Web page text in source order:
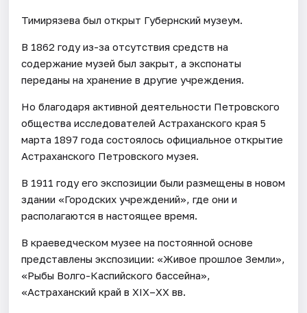
Тимирязева был открыт Губернский музеум.
В 1862 году из-за отсутствия средств на
содержание музей был закрыт, а экспонаты
переданы на хранение в другие учреждения.
Но благодаря активной деятельности Петровского
общества исследователей Астраханского края 5
марта 1897 года состоялось официальное открытие
Астраханского Петровского музея.
В 1911 году его экспозиции были размещены в новом
здании «Городских учреждений», где они и
располагаются в настоящее время.
В краеведческом музее на постоянной основе
представлены экспозиции: «Живое прошлое Земли»,
«Рыбы Волго-Каспийского бассейна»,
«Астраханский край в XIX–XX вв.